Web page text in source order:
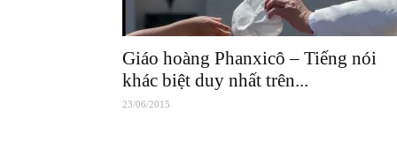
Giáo hoàng Phanxicô – Tiếng nói
khác biệt duy nhất trên...
23/06/2015